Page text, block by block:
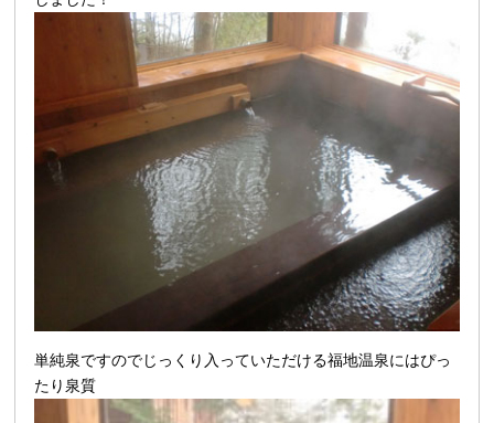
単純泉ですのでじっくり入っていただける福地温泉にはぴっ
たり泉質